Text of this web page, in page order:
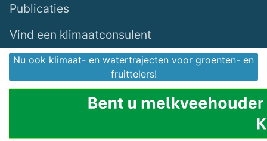
Publicaties
Vind een klimaatconsulent
Nu ook klimaat- en watertrajecten voor groenten- en
fruittelers!